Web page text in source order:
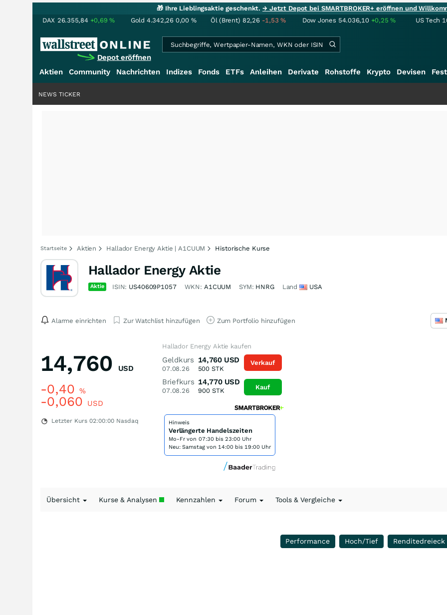
🎁 Ihre Lieblingsaktie geschenkt.→ Jetzt Depot bei SMARTBROKER+ eröffnen und
DAX 26.355,84 +0,69% Gold 4.342,26 0,00 % Öl (Brent) 82,26 -1,53% Dow Jones 54.036,10 +0,25% US Tech
Depot eröffnen
Aktien Community Nachrichten Indizes Fonds ETFs Anleihen Derivate Rohstoffe Krypto Devisen
NEWS TICKER
Startseite Aktien Hallador Energy Aktie | A1CUUM Historische Kurse
Hallador Energy Aktie
Aktie ISIN: US40609P1057 WKN: A1CUUM SYM: HNRG Land USA
Alarme einrichten Zur Watchlist hinzufügen Zum Portfolio hinzufügen
14,760 USD
-0,40 %
-0,060 USD
Letzter Kurs 02:00:00 Nasdaq
Hallador Energy Aktie kaufen
Geldkurs
07.08.26
14,760 USD
500 STK
Briefkurs
07.08.26
14,770 USD
900STK
Verkauf
Kauf
Hinweis
Verlängerte Handelszeiten
Mo-Fr von 07:30 bis 23:00 Uhr
Neu: Samstag von 14:00 bis 19:00 Uhr
Übersicht Kurse & Analysen Kennzahlen Forum Tools & Vergleiche
Performance Hoch/Tief Renditedreieck